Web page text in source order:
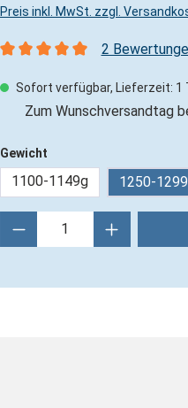
Preis inkl. MwSt. zzgl.
2
Sofort verfügbar, Lieferzeit: 1
Zum Wunschversandtag
Gewicht
1100-1149g 1250-
Produkt Anzahl: